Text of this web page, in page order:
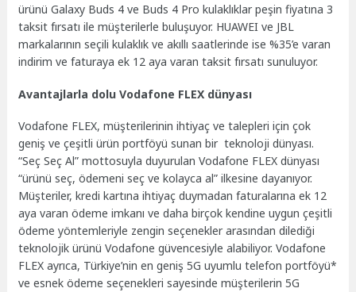
ürünü Galaxy Buds 4 ve Buds 4 Pro kulaklıklar peşin fiyatına 3
taksit fırsatı ile müşterilerle buluşuyor. HUAWEI ve JBL
markalarının seçili kulaklık ve akıllı saatlerinde ise %35’e varan
indirim ve faturaya ek 12 aya varan taksit fırsatı sunuluyor.
Avantajlarla dolu Vodafone FLEX dünyası
Vodafone FLEX, müşterilerinin ihtiyaç ve talepleri için çok
geniş ve çeşitli ürün portföyü sunan bir teknoloji dünyası.
“Seç Seç Al” mottosuyla duyurulan Vodafone FLEX dünyası
“ürünü seç, ödemeni seç ve kolayca al” ilkesine dayanıyor.
Müşteriler, kredi kartına ihtiyaç duymadan faturalarına ek 12
aya varan ödeme imkanı ve daha birçok kendine uygun çeşitli
ödeme yöntemleriyle zengin seçenekler arasından dilediği
teknolojik ürünü Vodafone güvencesiyle alabiliyor. Vodafone
FLEX ayrıca, Türkiye’nin en geniş 5G uyumlu telefon portföyü*
ve esnek ödeme seçenekleri sayesinde müşterilerin 5G